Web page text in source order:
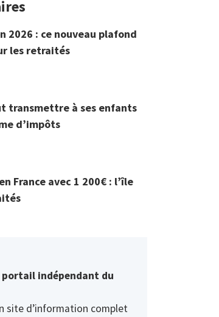
2026 : ce nouveau plafond
les retraités
transmettre à ses enfants
d’impôts
France avec 1 200€ : l’île
indépendant du
site d’information complet